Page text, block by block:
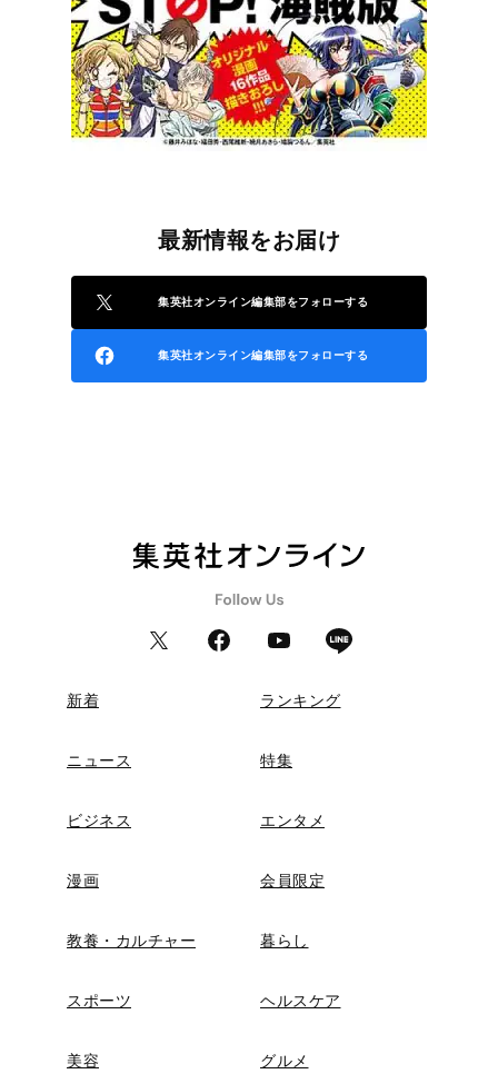
最新情報をお届け
集英社オンライン編集部をフォローする
集英社オンライン編集部をフォローする
新着 ランキング
ニュース 特集
ビジネス エンタメ
漫画 会員限定
教養・カルチャー 暮らし
スポーツ ヘルスケア
美容 グルメ